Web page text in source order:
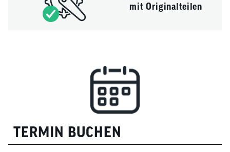
mit Originalteilen
TERMIN BUCHEN